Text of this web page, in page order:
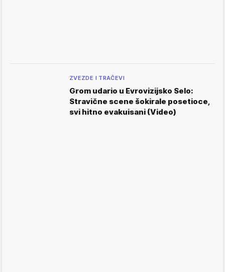
ZVEZDE I TRAČEVI
Grom udario u Evrovizijsko Selo:
Stravične scene šokirale posetioce,
svi hitno evakuisani (Video)